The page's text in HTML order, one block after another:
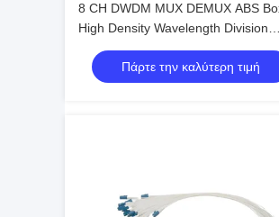
8 CH DWDM MUX DEMUX ABS
High Density Wavelength Division
Multiplexing Applications
Πάρτε την καλύτερη τιμή